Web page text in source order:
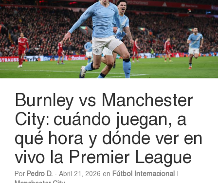
Burnley vs Manchester
City: cuándo juegan, a
qué hora y dónde ver en
vivo la Premier League
Por Pedro D. - Abril 21, 2026 en Fútbol Internacional